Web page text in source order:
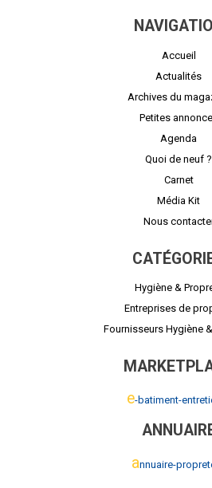
Accueil
Actualités
Archives du
Petites
Agenda
Quoi de neuf ?
Carnet
Média Kit
Nous
Hygiène &
Entreprises de
Fournisseurs Hygiène
e-batiment-
annuaire-